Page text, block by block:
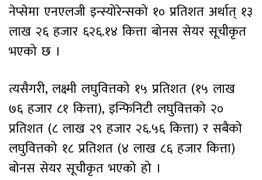
नेप्सेमा एनएलजी इन्स्योरेन्सको १० प्रतिशत अर्थात् १३
लाख २६ हजार ६२६.१४ कित्ता बोनस सेयर सूचीकृत
भएको छ ।
त्यसैगरी, लक्ष्मी लघुवित्तको १५ प्रतिशत (१५ लाख
७६ हजार ८१ कित्ता), इन्फिनिटी लघुवित्तको २०
प्रतिशत (८ लाख २९ हजार २६.५६ कित्ता) र सबैको
लघुवित्तको १८ प्रतिशत (४ लाख ८६ हजार कित्ता)
बोनस सेयर सूचीकृत भएको हो ।